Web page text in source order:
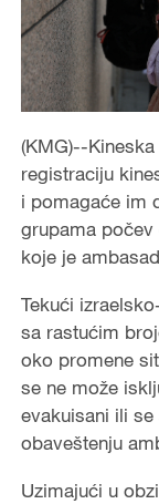
(KMG)--
registraciju
i pomagaće im
grupama
koje je
Tekući
sa rastućim
oko promene
se ne može
evakuisani ili
obaveštenju
Uzimajući u